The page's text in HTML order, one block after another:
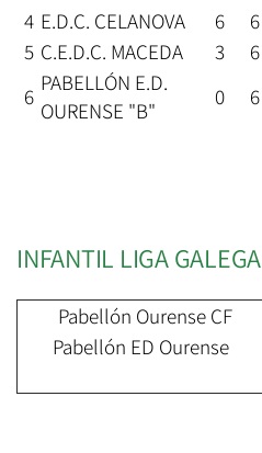
4 E.D.C. CELANOVA 6 6
5 C.E.D.C. MACEDA 3 6
6
PABELLÓN E.D.
OURENSE "B"
0 6
INFANTIL LIGA GALEGA
Pabellón Ourense CF
Pabellón ED Ourense